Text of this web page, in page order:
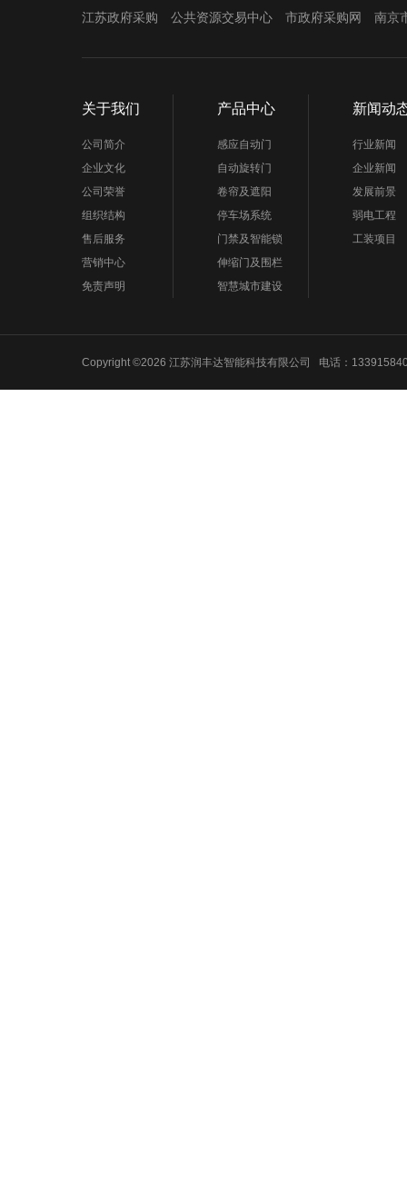
江苏政府采购
公共资源交易中心 市政府采购网 南京
关于我们
公司简介
企业文化
公司荣誉
组织结构
售后服务
营销中心
免责声明
产品中心
感应自动门
自动旋转门
卷帘及遮阳
停车场系统
门禁及智能锁
伸缩门及围栏
智慧城市建设
新闻动
行业新闻
企业新闻
发展前景
弱电工程
工装项目
Copyright ©2026 江苏润丰达智能科技有限公司 电话：